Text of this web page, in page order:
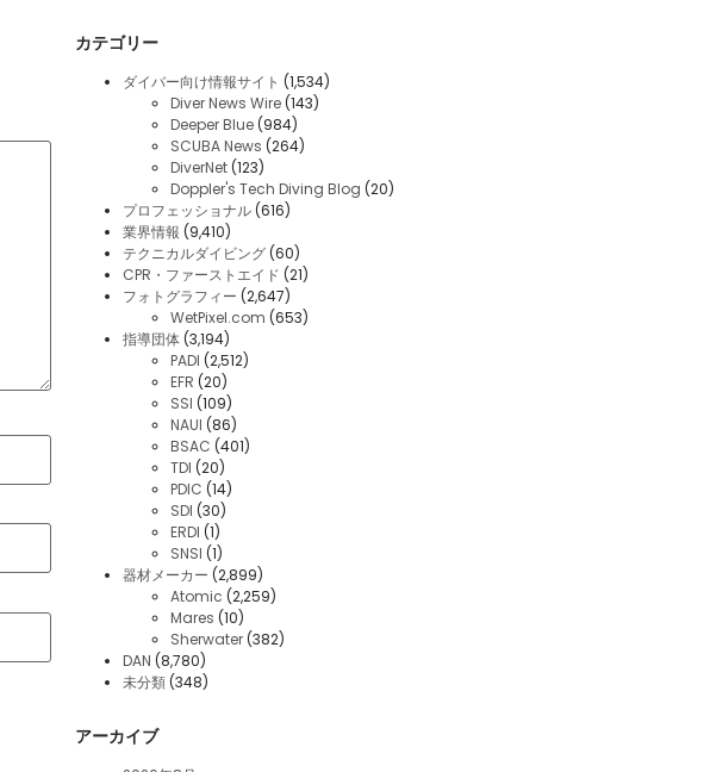
カテゴリー
ダイバー向け情報サイト (1,534)
Diver News Wire (143)
Deeper Blue (984)
SCUBA News (264)
DiverNet (123)
Doppler's Tech Diving Blog (20)
プロフェッショナル (616)
業界情報 (9,410)
テクニカルダイビング (60)
CPR・ファーストエイド (21)
フォトグラフィー (2,647)
WetPixel.com (653)
指導団体 (3,194)
PADI (2,512)
EFR (20)
SSI (109)
NAUI (86)
BSAC (401)
TDI (20)
PDIC (14)
SDI (30)
ERDI (1)
SNSI (1)
器材メーカー (2,899)
Atomic (2,259)
Mares (10)
Sherwater (382)
DAN (8,780)
未分類 (348)
アーカイブ